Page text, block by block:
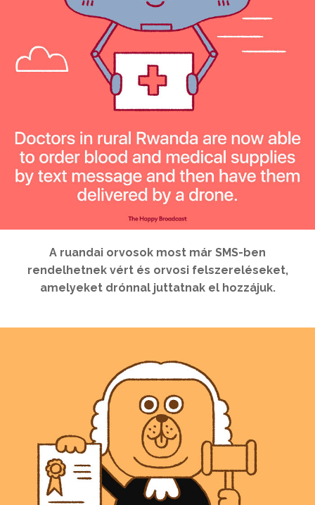
A ruandai orvosok most már SMS-ben
rendelhetnek vért és orvosi felszereléseket,
amelyeket drónnal juttatnak el hozzájuk.